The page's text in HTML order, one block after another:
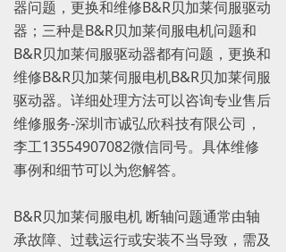
器问题，更换和维修B&R贝加莱伺服驱动
器；三种是B&R贝加莱伺服电机问题和
B&R贝加莱伺服驱动器都有问题，更换和
维修B&R贝加莱伺服电机B&R贝加莱伺服
驱动器。详细处理方法可以咨询专业售后
维修服务-深圳市诚弘欣科技有限公司，
李工13554907082微信同号。具体维修
事例和细节可以为您解答。
B&R贝加莱伺服电机 断轴问题通常由轴
承故障、过载运行或安装不当导致，需及